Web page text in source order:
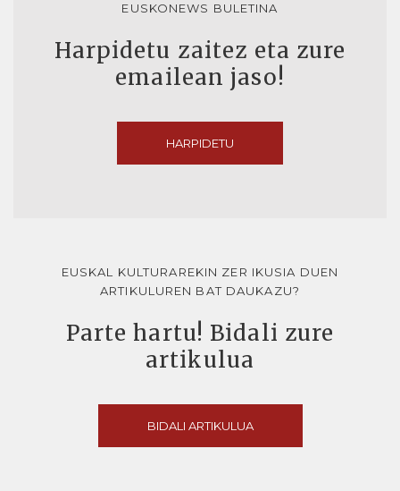
EUSKONEWS BULETINA
Harpidetu zaitez eta zure
emailean jaso!
HARPIDETU
EUSKAL KULTURAREKIN ZER IKUSIA DUEN
ARTIKULUREN BAT DAUKAZU?
Parte hartu! Bidali zure
artikulua
BIDALI ARTIKULUA